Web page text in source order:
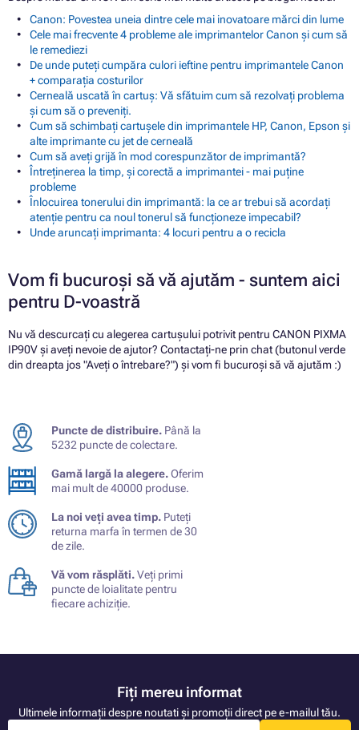
Canon: Povestea uneia dintre cele mai inovatoare mărci din lume
Cele mai frecvente 4 probleme ale imprimantelor Canon și cum să
le remediezi
De unde puteți cumpăra culori ieftine pentru imprimantele Canon
+ comparația costurilor
Cerneală uscată în cartuș: Vă sfătuim cum să rezolvați problema
și cum să o preveniți.
Cum să schimbați cartușele din imprimantele HP, Canon, Epson și
alte imprimante cu jet de cerneală
Cum să aveți grijă în mod corespunzător de imprimantă?
Întreținerea la timp, și corectă a imprimantei - mai puține
probleme
Înlocuirea tonerului din imprimantă: la ce ar trebui să acordați
atenție pentru ca noul tonerul să funcționeze impecabil?
Unde aruncați imprimanta: 4 locuri pentru a o recicla
Vom fi bucuroși să vă ajutăm - suntem aici
pentru D-voastră
Nu vă descurcați cu alegerea cartușului potrivit pentru CANON PIXMA
IP90V și aveți nevoie de ajutor? Contactați-ne prin chat (butonul verde
din dreapta jos "Aveți o întrebare?") și vom fi bucuroși să vă ajutăm :)
Puncte de distribuire. Până la
5232 puncte de colectare.
Gamă largă la alegere.Oferim
mai mult de 40000 produse.
La noi veți avea timp. Puteți
returna marfa în termen de 30
de zile.
Vă vom răsplăti.Veți primi
puncte de loialitate pentru
fiecare achiziție.
Fiți mereu informat
Ultimele informații despre noutati și promoții direct pe e-mailul tău.